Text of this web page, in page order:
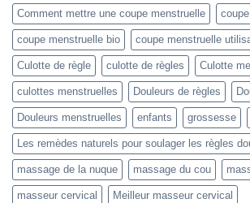
Comment mettre une coupe menstruelle
coupe menstruelle bio coupe menstruelle
Culotte de règle culotte de règles Culotte
culottes menstruelles Douleurs de règles
Douleurs menstruelles enfants grossesse
Les remèdes naturels pour soulager les règles
massage de la nuque massage du cou
masseur cervical Meilleur masseur cervical